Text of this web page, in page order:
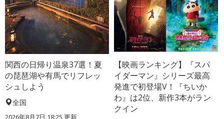
関西の日帰り温泉37選！夏
の琵琶湖や有馬でリフレッ
シュしよう
全国
2026年8月7日 18:25 更新
【映画ランキング】『スパ
イダーマン』シリーズ最高
発進で初登場V！『ちいか
わ』は2位、新作3本がラン
クイン